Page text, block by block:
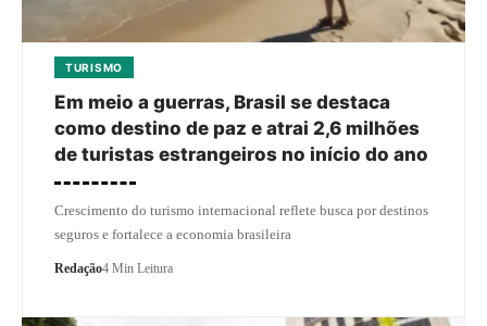
TURISMO
Em meio a guerras, Brasil se destaca
como destino de paz e atrai 2,6 milhões
de turistas estrangeiros no início do ano
Crescimento do turismo internacional reflete busca por destinos
seguros e fortalece a economia brasileira
Redação4 Min Leitura